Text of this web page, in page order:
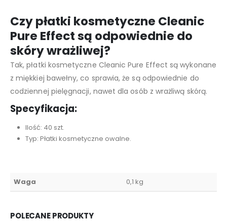
Czy płatki kosmetyczne Cleanic
Pure Effect są odpowiednie do
skóry wrażliwej?
Tak, płatki kosmetyczne Cleanic Pure Effect są wykonane
z miękkiej bawełny, co sprawia, że są odpowiednie do
codziennej pielęgnacji, nawet dla osób z wrażliwą skórą.
Specyfikacja:
Ilość: 40 szt.
Typ: Płatki kosmetyczne owalne.
Waga 0,1 kg
POLECANE PRODUKTY